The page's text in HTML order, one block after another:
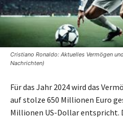
Cristiano Ronaldo: Aktuelles Vermögen
Nachrichten)
Für das Jahr 2024 wird das
auf stolze 650 Millionen Euro
Millionen US-Dollar entspricht.